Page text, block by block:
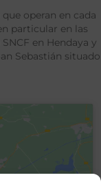
operan en cada
particular en las
en Hendaya y
Sebastián situado